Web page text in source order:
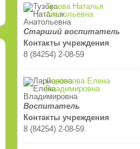
Тузова Наталья
Анатольевна
Старший воспитатель
Контакты учреждения
8 (84254) 2-08-59
Ларионова Елена
Владимировна
Воспитатель
Контакты учреждения
8 (84254) 2-08-59